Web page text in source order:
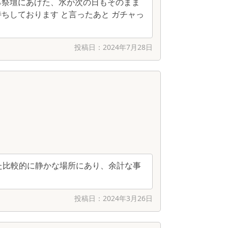
しております と言ったあと ガチャっ
投稿日： 2024年7月28日
較的に静かな場所にあり、余計な事
投稿日： 2024年3月26日